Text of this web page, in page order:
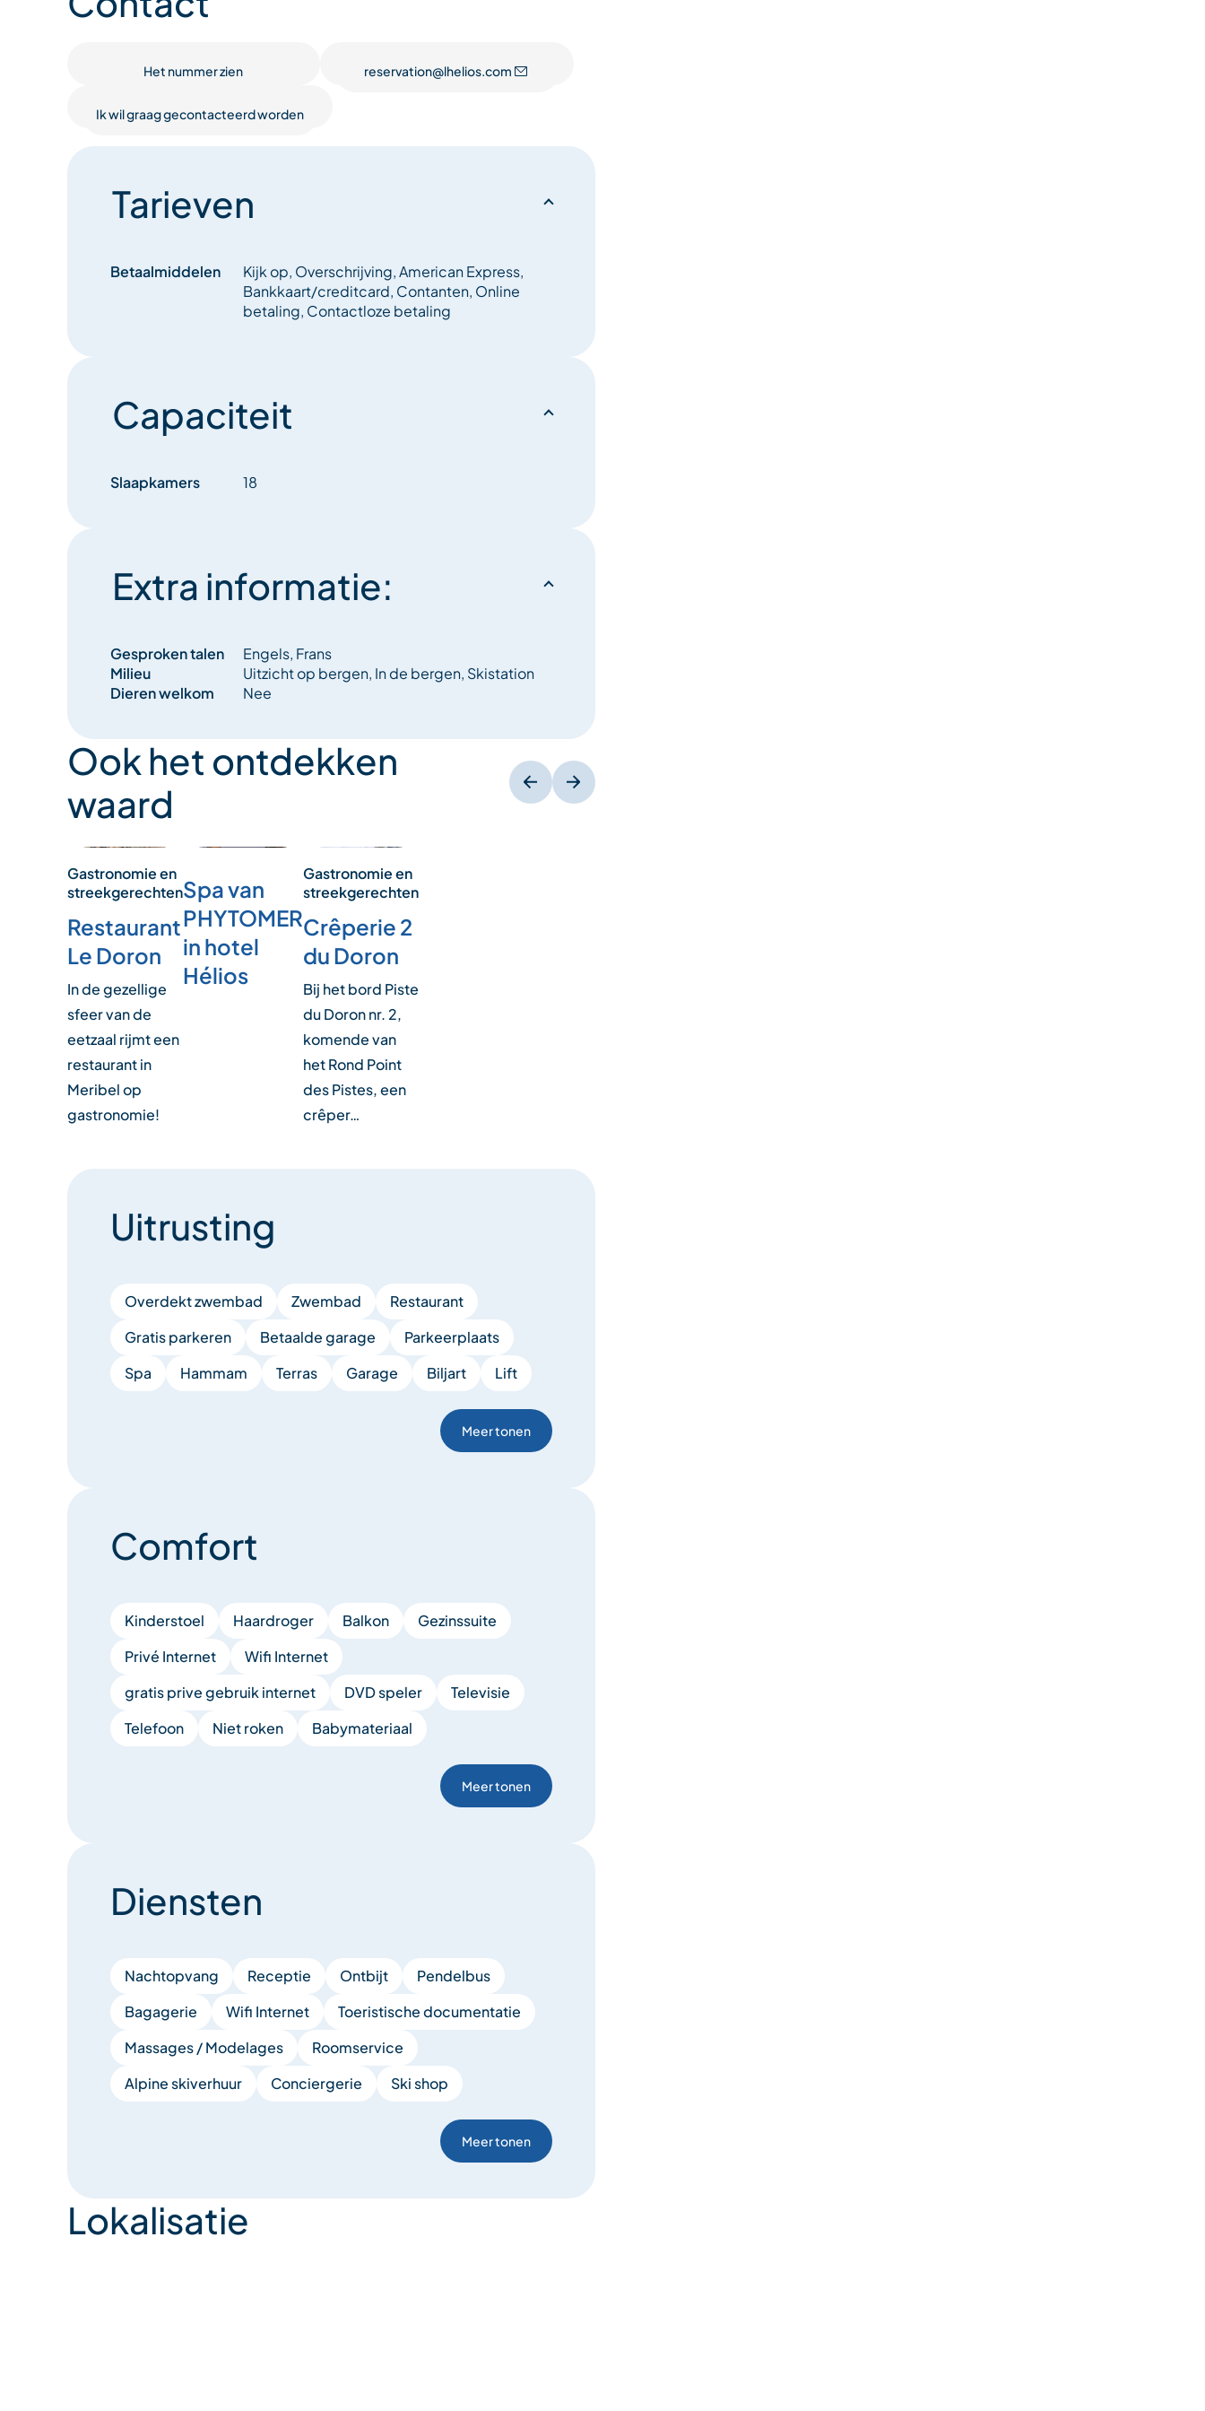
Het nummer zien reservation@lhelios.com
Ik wil graag gecontacteerd worden
Tarieven
Betaalmiddelen
Kijk op, Overschrijving, American Express,
Bankkaart/creditcard, Contanten, Online
betaling, Contactloze betaling
Capaciteit
Slaapkamers 18
Extra informatie:
Gesproken talen
Engels, Frans
Milieu
Uitzicht op bergen, In de bergen, Skistation
Dieren welkom
Nee
Ook het ontdekken
waard
Gastronomie en
streekgerechten
Restaurant
Le Doron
In de gezellige
sfeer van de
eetzaal rijmt een
restaurant in
Meribel op
gastronomie!
Spa van
PHYTOMER
in hotel
Hélios
Gastronomie en
streekgerechten
Crêperie 2
du Doron
Bij het bord Piste
du Doron nr. 2,
komende van
het Rond Point
des Pistes, een
crêper…
Uitrusting
Overdekt zwembad Zwembad
Restaurant
Gratis parkeren
Betaalde garage
Parkeerplaats
Spa
Hammam Terras Garage Biljart Lift
Meer tonen
Comfort
Kinderstoel Haardroger Balkon
Gezinssuite
Privé Internet
Wifi Internet
gratis prive gebruik internet
DVD speler
Televisie
Telefoon
Niet roken Babymateriaal
Meer tonen
Diensten
Nachtopvang Receptie Ontbijt
Pendelbus
Bagagerie
Wifi Internet
Toeristische documentatie
Massages / Modelages
Roomservice
Alpine skiverhuur
Conciergerie Ski shop
Meer tonen
Lokalisatie